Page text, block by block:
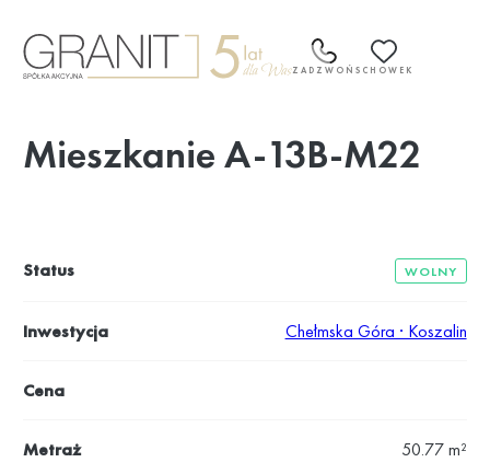
do
treści
ZADZWOŃ SCHOWEK
Mieszkanie A-13B-M22
Status WOLNY
Inwestycja Chełmska Góra · Koszalin
Cena
Metraż 50.77 m²